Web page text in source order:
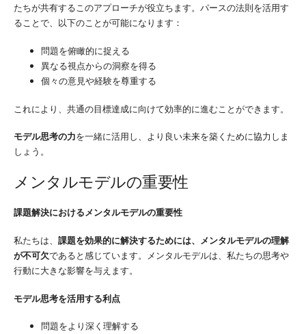
たちが共有するこのアプローチが役立ちます。パースの法則を活用す
ることで、以下のことが可能になります：
問題を俯瞰的に捉える
異なる視点からの洞察を得る
個々の意見や経験を尊重する
これにより、共通の目標達成に向けて効率的に進むことができます。
モデル思考の力を一緒に活用し、より良い未来を築くために協力しま
しょう。
メンタルモデルの重要性
課題解決におけるメンタルモデルの重要性
私たちは、 課題を効果的に解決するためには、メンタルモデルの理解
が不可欠であると感じています。メンタルモデルは、私たちの思考や
行動に大きな影響を与えます。
モデル思考を活用する利点
問題をより深く理解する